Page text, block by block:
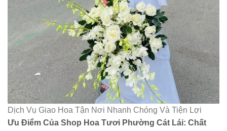
Dịch Vụ Giao Hoa Tận Nơi Nhanh Chóng Và Tiện Lợi
Ưu Điểm Của Shop Hoa Tươi Phường Cát Lái: Chất